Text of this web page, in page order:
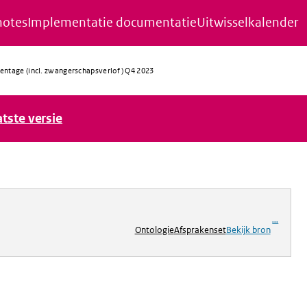
Implementatie documentatieUitwisselkalender
(incl. zwangerschapsverlof) Q4 2023
versie
OntologieAfsprakensetBekijk bron
...